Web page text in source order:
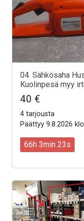
04. Sähkösaha
Kuolinpesä myy
40 €
4 tarjousta
Päättyy 9.8.2026
66h 3min 21s